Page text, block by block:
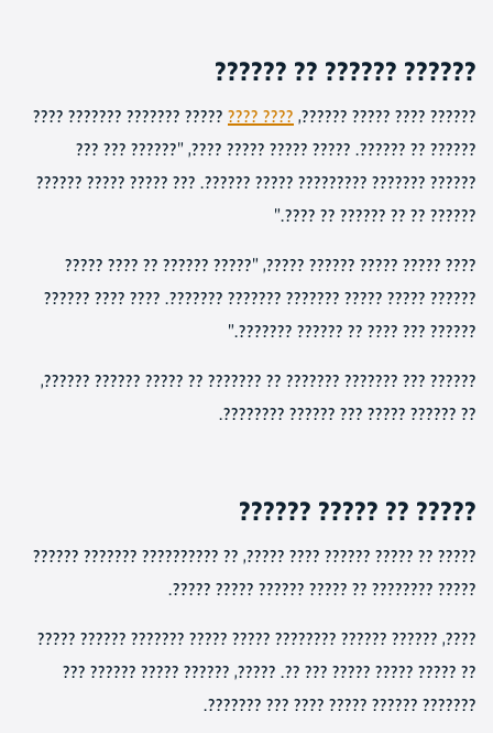
?????? ?????? ?? ??????
?????? ???? ????? ??????,
???? ????
????? ??????? ??????? ????
?????? ?? ??????. ????? ????? ????? ????, "?????? ??? ???
?????? ??????? ????????? ????? ??????. ??? ????? ????? ??????
?????? ?? ?? ?????? ?? ????."
???? ????? ????? ?????? ?????, "????? ?????? ?? ???? ?????
?????? ????? ????? ??????? ??????? ???????. ???? ???? ??????
?????? ??? ???? ?? ?????? ???????."
?????? ??? ??????? ??????? ?? ??????? ?? ????? ?????? ??????,
?? ?????? ????? ??? ?????? ????????.
????? ?? ????? ??????
????? ?? ????? ?????? ???? ?????, ?? ?????????? ??????? ??????
????? ???????? ?? ????? ?????? ????? ?????.
????, ?????? ?????? ???????? ????? ????? ??????? ?????? ?????
?? ????? ????? ????? ??? ??. ?????, ?????? ????? ?????? ???
??????? ?????? ????? ???? ??? ???????.